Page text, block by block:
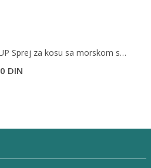
SURF'S UP Sprej za kosu sa morskom solju 150 ml
DIN